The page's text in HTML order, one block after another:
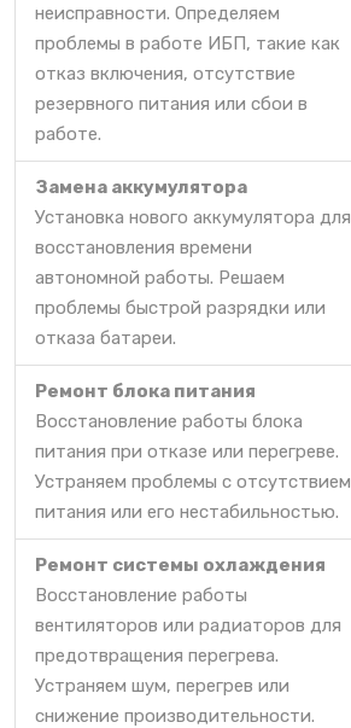
неисправности. Определяем
проблемы в работе ИБП, такие как
отказ включения, отсутствие
резервного питания или сбои в
работе.
Замена аккумулятора
Установка нового аккумулятора для
восстановления времени
автономной работы. Решаем
проблемы быстрой разрядки или
отказа батареи.
Ремонт блока питания
Восстановление работы блока
питания при отказе или перегреве.
Устраняем проблемы с отсутствием
питания или его нестабильностью.
Ремонт системы охлаждения
Восстановление работы
вентиляторов или радиаторов для
предотвращения перегрева.
Устраняем шум, перегрев или
снижение производительности.